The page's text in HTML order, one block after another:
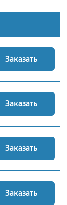
Заказать
Заказать
Заказать
Заказать